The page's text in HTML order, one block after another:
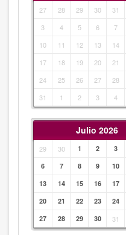
27 28 29 30 31
3
4 5 6 7
10
11 12 13 14
17
18 19 20 21
24
25 26 27 28
31
1 2 3 4
Julio 2026
29 30 1 2 3
6
7 8 9 10
13
14 15 16 17
20
21 22 23 24
27
28 29 30 31